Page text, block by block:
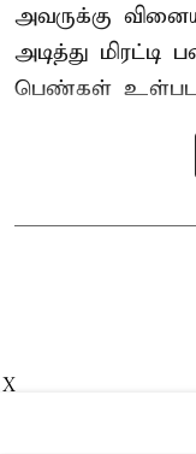
அவருக்கு
அடித்து
பெண்கள் உள்பட
X